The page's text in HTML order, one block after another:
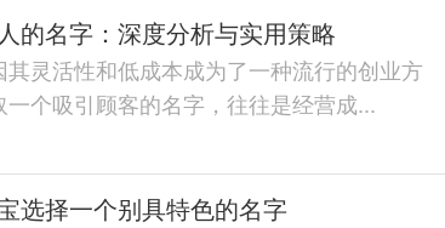
的名字：深度分析与实用策略
灵活性和低成本成为了一种流行的创业方
个吸引顾客的名字，往往是经营成...
选择一个别具特色的名字